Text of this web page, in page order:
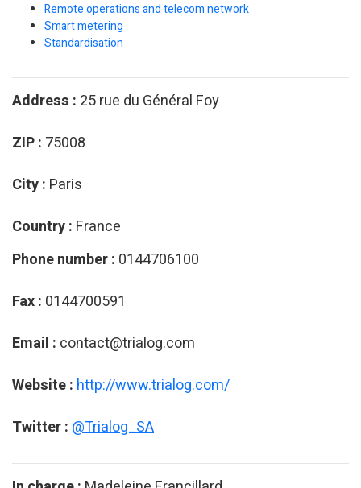
Remote operations and telecom network
Smart metering
Standardisation
Address : 25 rue du Général Foy
ZIP : 75008
City : Paris
Country : France
Phone number : 0144706100
Fax : 0144700591
Email : contact@trialog.com
Website :http://www.trialog.com/
Twitter : @Trialog_SA